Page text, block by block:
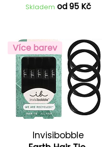
Skladem od 95 Kč
Více barev
Invisibobble